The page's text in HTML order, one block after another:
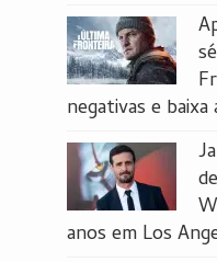
negativas e baixa
anos em Los